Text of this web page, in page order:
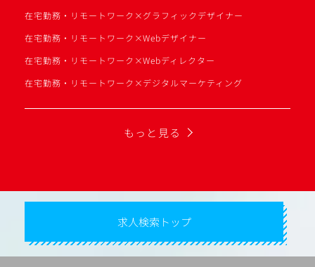
在宅勤務・リモートワーク×グラフィックデザイナー
在宅勤務・リモートワーク×Webデザイナー
在宅勤務・リモートワーク×Webディレクター
在宅勤務・リモートワーク×デジタルマーケティング
もっと見る
求人検索トップ